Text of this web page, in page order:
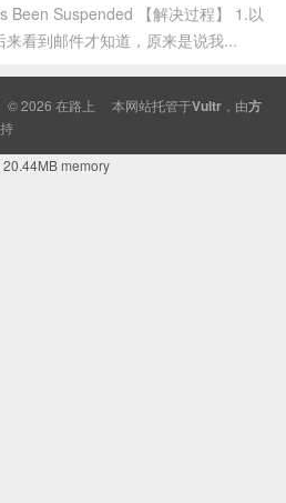
Been Suspended 【解决过程】 1.以
看到邮件才知道，原来是说我...
© 2026 在路上 本网站托管于Vultr ，由方
持
memory